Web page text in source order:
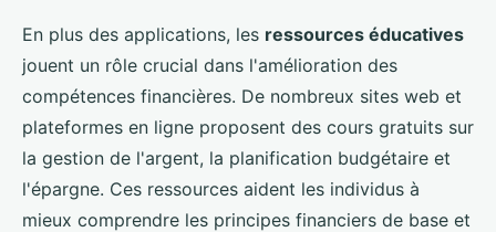
En plus des applications, les ressources éducatives
jouent un rôle crucial dans l'amélioration des
compétences financières. De nombreux sites web et
plateformes en ligne proposent des cours gratuits sur
la gestion de l'argent, la planification budgétaire et
l'épargne. Ces ressources aident les individus à
mieux comprendre les principes financiers de base et